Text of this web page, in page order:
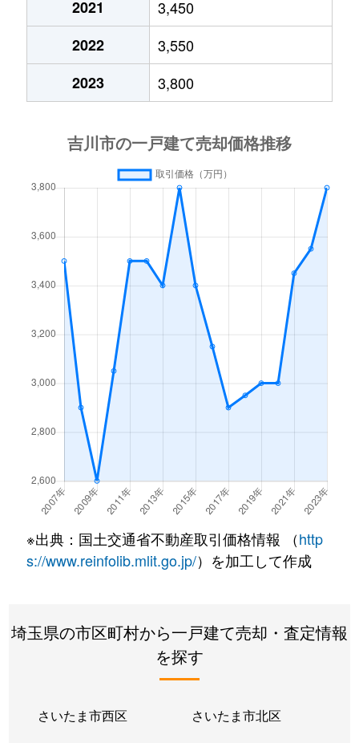
大字保 1,200万円
大字保
2,600万円
大字保
5,000万円
4,500万円
徒歩14
美南
9,800万円
徒歩10
美南
6,400万円
5,600万円 吉川美南
吉川
吉川
吉川
2021
3,450
2022
3,550
2023
3,800
※出典：国土交通省不動産取引価格情報 （http
s://www.reinfolib.mlit.go.jp/）を加工して作成
埼玉県の市区町村から一戸建て売却・査定情報
を探す
さいたま市西区 さいたま市北区